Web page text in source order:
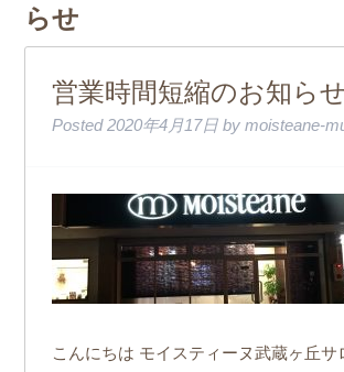
らせ
営業時間短縮のお知らせ
Posted2020年4月17日 by moisteane-
こんにちは モイスティーヌ武蔵ヶ丘サ